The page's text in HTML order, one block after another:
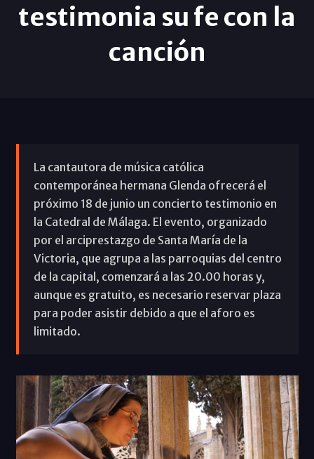
testimonia su fe con la
canción
La cantautora de música católica
contemporánea hermana Glenda ofrecerá el
próximo 18 de junio un concierto testimonio en
la Catedral de Málaga. El evento, organizado
por el arciprestazgo de Santa María de la
Victoria, que agrupa a las parroquias del centro
de la capital, comenzará a las 20.00 horas y,
aunque es gratuito, es necesario reservar plaza
para poder asistir debido a que el aforo es
limitado.